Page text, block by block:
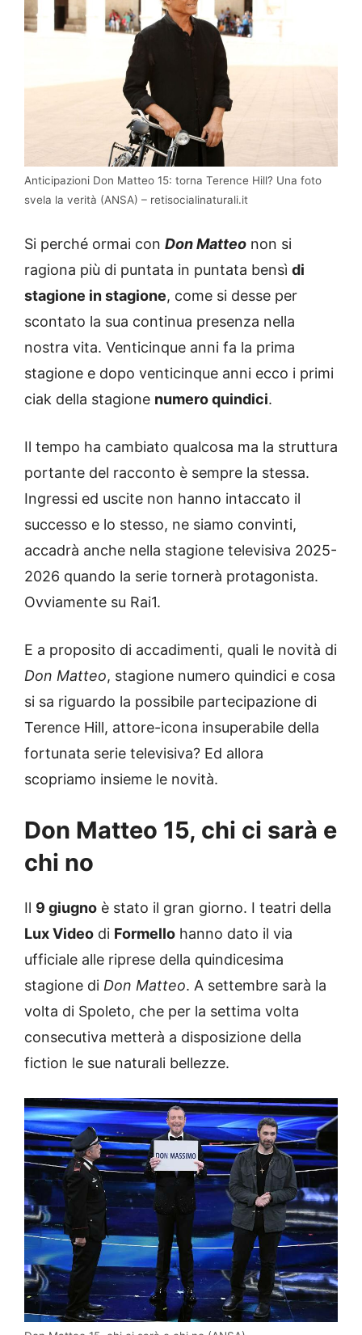
Anticipazioni Don Matteo 15: torna Terence Hill? Una foto
svela la verità (ANSA) – retisocialinaturali.it
Si perché ormai con Don Matteo non si
ragiona più di puntata in puntata bensì di
stagione in stagione, come si desse per
scontato la sua continua presenza nella
nostra vita. Venticinque anni fa la prima
stagione e dopo venticinque anni ecco i primi
ciak della stagione numero quindici.
Il tempo ha cambiato qualcosa ma la struttura
portante del racconto è sempre la stessa.
Ingressi ed uscite non hanno intaccato il
successo e lo stesso, ne siamo convinti,
accadrà anche nella stagione televisiva 2025-
2026 quando la serie tornerà protagonista.
Ovviamente su Rai1.
E a proposito di accadimenti, quali le novità di
Don Matteo, stagione numero quindici e cosa
si sa riguardo la possibile partecipazione di
Terence Hill, attore-icona insuperabile della
fortunata serie televisiva? Ed allora
scopriamo insieme le novità.
Don Matteo 15, chi ci sarà e
chi no
Il 9 giugno è stato il gran giorno. I teatri della
Lux Video di Formello hanno dato il via
ufficiale alle riprese della quindicesima
stagione di Don Matteo. A settembre sarà la
volta di Spoleto, che per la settima volta
consecutiva metterà a disposizione della
fiction le sue naturali bellezze.